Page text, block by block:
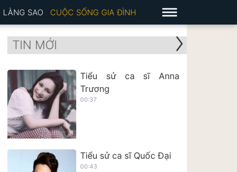
LÀNG SAO CUỘC SỐNG GIA ĐÌNH
TIN MỚI
Tiểu sử ca sĩ Anna
Trương
00:37
Tiểu sử ca sĩ Quốc Đại
00:43